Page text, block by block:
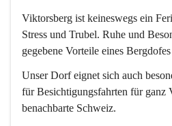
Viktorsberg ist keineswegs ein
Stress und Trubel. Ruhe und
gegebene Vorteile eines
Unser Dorf eignet sich auch
für Besichtigungsfahrten für ganz
benachbarte Schweiz.